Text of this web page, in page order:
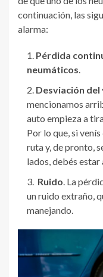
continuación, las
alarma:
Pérdida
neumáticos
Desviación del
mencionamos
auto empieza a
Por lo que, si
ruta y, de pronto,
lados, debés estar
Ruido . La
un ruido extraño,
manejando.